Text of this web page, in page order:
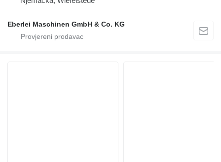
Eberlei Maschinen GmbH & Co. KG